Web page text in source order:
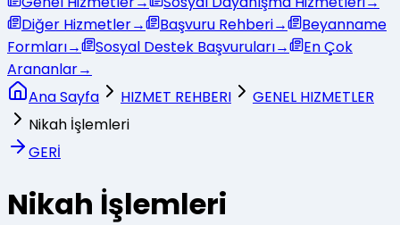
Diğer Hizmetler→ Başvuru Rehberi→
Beyanname
Formları→ Sosyal Destek Başvuruları→
En Çok
Arananlar→
Ana Sayfa
HIZMET REHBERI
GENEL HIZMETLER
Nikah İşlemleri
GERİ
Nikah İşlemleri